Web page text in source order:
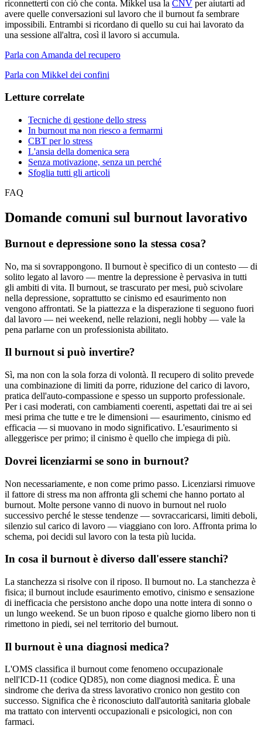
riconnetterti con ciò che conta. Mikkel usa la CNV per aiutarti ad
avere quelle conversazioni sul lavoro che il burnout fa sembrare
impossibili. Entrambi si ricordano di quello su cui hai lavorato da
una sessione all'altra, così il lavoro si accumula.
Parla con Amanda del recupero
Parla con Mikkel dei confini
Letture correlate
Tecniche di gestione dello stress
In burnout ma non riesco a fermarmi
CBT per lo stress
L'ansia della domenica sera
Senza motivazione, senza un perché
Sfoglia tutti gli articoli
FAQ
Domande comuni sul burnout lavorativo
Burnout e depressione sono la stessa cosa?
No, ma si sovrappongono. Il burnout è specifico di un contesto — di
solito legato al lavoro — mentre la depressione è pervasiva in tutti
gli ambiti di vita. Il burnout, se trascurato per mesi, può scivolare
nella depressione, soprattutto se cinismo ed esaurimento non
vengono affrontati. Se la piattezza e la disperazione ti seguono fuori
dal lavoro — nei weekend, nelle relazioni, negli hobby — vale la
pena parlarne con un professionista abilitato.
Il burnout si può invertire?
Sì, ma non con la sola forza di volontà. Il recupero di solito prevede
una combinazione di limiti da porre, riduzione del carico di lavoro,
pratica dell'auto-compassione e spesso un supporto professionale.
Per i casi moderati, con cambiamenti coerenti, aspettati dai tre ai sei
mesi prima che tutte e tre le dimensioni — esaurimento, cinismo ed
efficacia — si muovano in modo significativo. L'esaurimento si
alleggerisce per primo; il cinismo è quello che impiega di più.
Dovrei licenziarmi se sono in burnout?
Non necessariamente, e non come primo passo. Licenziarsi rimuove
il fattore di stress ma non affronta gli schemi che hanno portato al
burnout. Molte persone vanno di nuovo in burnout nel ruolo
successivo perché le stesse tendenze — sovraccaricarsi, limiti deboli,
silenzio sul carico di lavoro — viaggiano con loro. Affronta prima lo
schema, poi decidi sul lavoro con la testa più lucida.
In cosa il burnout è diverso dall'essere stanchi?
La stanchezza si risolve con il riposo. Il burnout no. La stanchezza è
fisica; il burnout include esaurimento emotivo, cinismo e sensazione
di inefficacia che persistono anche dopo una notte intera di sonno o
un lungo weekend. Se un buon riposo e qualche giorno libero non ti
rimettono in piedi, sei nel territorio del burnout.
Il burnout è una diagnosi medica?
L'OMS classifica il burnout come fenomeno occupazionale
nell'ICD-11 (codice QD85), non come diagnosi medica. È una
sindrome che deriva da stress lavorativo cronico non gestito con
successo. Significa che è riconosciuto dall'autorità sanitaria globale
ma trattato con interventi occupazionali e psicologici, non con
farmaci.